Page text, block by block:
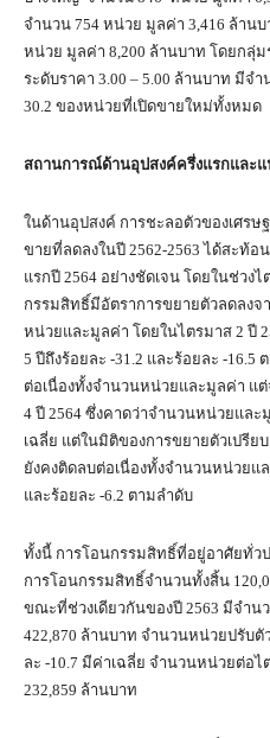
จำนวน 754 หน่วย มูลค่า 3,416 ล้าน
หน่วย มูลค่า 8,200 ล้านบาท โดยกลุ่
ระดับราคา 3.00 – 5.00 ล้านบาท มีจ
30.2 ของหน่วยที่เปิดขายใหม่ทั้งหมด
สถานการณ์ด้านอุปสงค์ครึ่งแรกและแ
ในด้านอุปสงค์ การชะลอตัวของเศร
ขายที่ลดลงในปี 2562-2563 ได้สะท้
แรกปี 2564 อย่างชัดเจน โดยในช่วง
กรรมสิทธิ์มีอัตราการขยายตัวลดลงจ
หน่วยและมูลค่า โดยในไตรมาส 2 ปี
5 ปีถึงร้อยละ -31.2 และร้อยละ -
ต่อเนื่องทั้งจำนวนหน่วยและมูลค่า แ
4 ปี 2564 ซึ่งคาดว่าจำนวนหน่วยแล
เฉลี่ย แต่ในมิติของการขยายตัวเปรีย
ยังคงติดลบต่อเนื่องทั้งจำนวนหน่วยแ
และร้อยละ -6.2 ตามลำดับ
ทั้งนี้ การโอนกรรมสิทธิ์ที่อยู่อาศัยทั่ว
การโอนกรรมสิทธิ์จำนวนทั้งสิ้น
ขณะที่ช่วงเดียวกันของปี 2563 มีจำน
422,870 ล้านบาท จำนวนหน่วยปรับตั
ละ -10.7 มีค่าเฉลี่ย จำนวนหน่วยต่อ
232,859 ล้านบาท